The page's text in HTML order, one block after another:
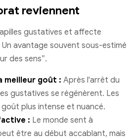
reviennent
gustatives et affecte
avantage souvent sous-estimé
des sens”.
meilleur goût : Après l'arrêt du
gustatives se régénèrent. Les
plus intense et nuancé.
: Le monde sent à
être au début accablant, mais